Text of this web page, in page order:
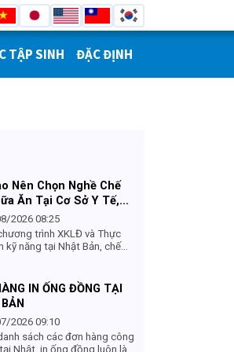
TẬP SINH ĐẶC ĐỊNH
Nên Chọn Nghề Chế
Ăn Tại Cơ Sở Y Tế,
ở Nhật Bản
2026 08:25
trình XKLĐ và Thực
kỹ năng tại Nhật Bản, chế
đối với lao động nữ nhờ
làm việc nhẹ nhàng, thu
định và nhiều ưu thế vượt
IN ỐNG ĐỒNG TẠI
2026 09:10
sách các đơn hàng công
Nhật, in ống đồng luôn là